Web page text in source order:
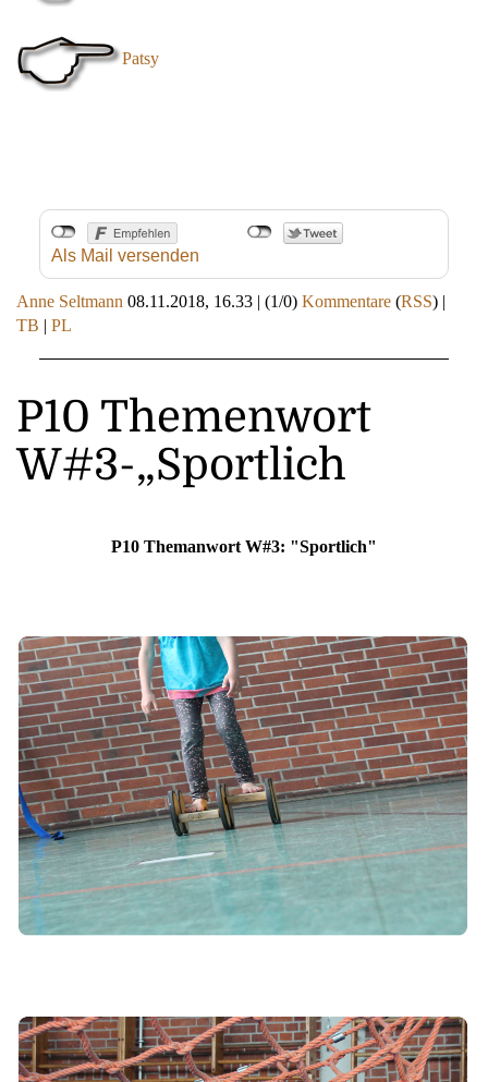
Patsy
Als Mail versenden
Anne Seltmann 08.11.2018, 16.33 | (1/0) Kommentare (RSS) |
TB | PL
P10 Themenwort
W#3-„Sportlich
P10 Themanwort W#3: "Sportlich"